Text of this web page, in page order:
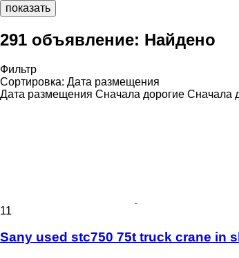
показать
291 объявление: Найдено
Фильтр
Сортировка: Дата размещения
Дата размещения Сначала дорогие Сначала
11
Sany used stc750 75t truck crane in